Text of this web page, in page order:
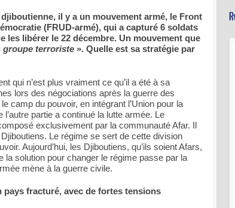
il y a un mouvement armé, le Front
(FRUD-armé), qui a capturé 6 soldats
les libérer le 22 décembre. Un mouvement que
groupe terroriste ». Quelle est sa stratégie par
qui n’est plus vraiment ce qu’il a été à sa
lors des négociations après la guerre des
camp du pouvoir, en intégrant l’Union pour la
partie a continué la lutte armée. Le
exclusivement par la communauté Afar. Il
Le régime se sert de cette division
Aujourd’hui, les Djiboutiens, qu’ils soient Afars,
la solution pour changer le régime passe par la
mène à la guerre civile.
fracturé, avec de fortes tensions